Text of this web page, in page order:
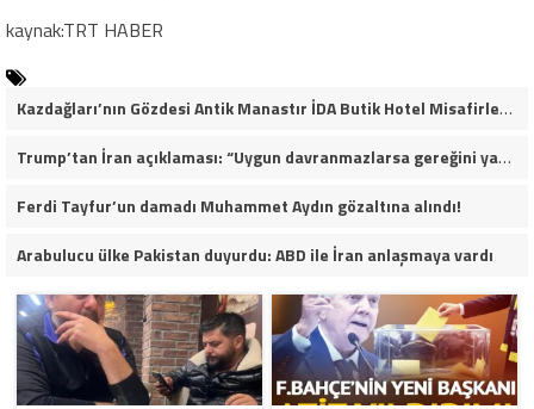
kaynak:TRT HABER
Kazdağları’nın Gözdesi Antik Manastır İDA Butik Hotel Misafirlerinden Tam Not Alıyor
Trump’tan İran açıklaması: “Uygun davranmazlarsa gereğini yaparım”
Ferdi Tayfur’un damadı Muhammet Aydın gözaltına alındı!
Arabulucu ülke Pakistan duyurdu: ABD ile İran anlaşmaya vardı